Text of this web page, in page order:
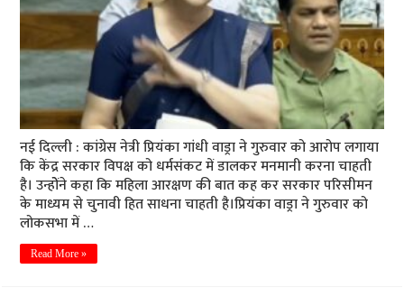
नई दिल्ली : कांग्रेस नेत्री प्रियंका गांधी वाड्रा ने गुरुवार को आरोप लगाया
कि केंद्र सरकार विपक्ष को धर्मसंकट में डालकर मनमानी करना चाहती
है। उन्होेंने कहा कि महिला आरक्षण की बात कह कर सरकार परिसीमन
के माध्यम से चुनावी हित साधना चाहती है।प्रियंका वाड्रा ने गुरुवार को
लोकसभा में …
Read More »